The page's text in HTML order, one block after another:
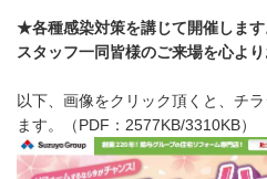
★各種感染対策を講じて開催します
スタッフ一同皆様のご来場を心より
以下、画像をクリック頂くと、チ
ます。（PDF：2577KB/3310KB）